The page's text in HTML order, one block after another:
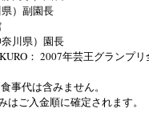
）副園長
川県）園長
： 2007年芸王グランプ
事代は含みません。
ご入金順に確定されます。